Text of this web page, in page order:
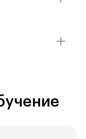
приложений